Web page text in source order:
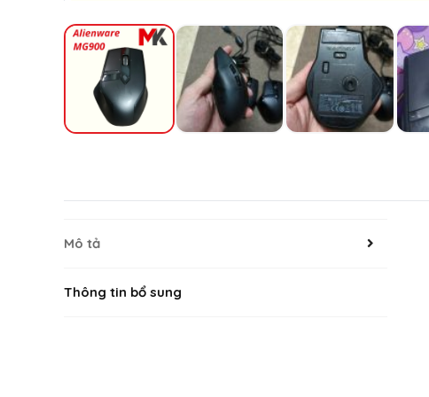
Mô tả
Thông tin bổ sung